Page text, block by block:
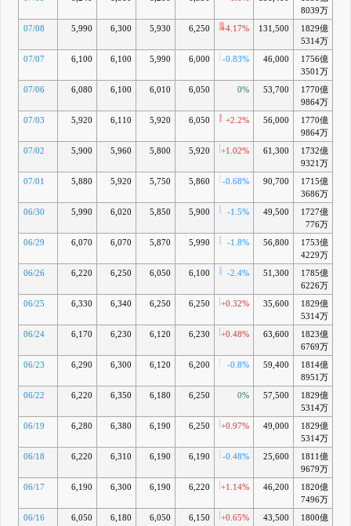
8039万
07/08 5,990 6,300 5,930 6,250 +4.17% 131,500
1829億
5314万
07/07 6,100 6,100 5,990 6,000 -0.83% 46,000
1756億
3501万
07/06 6,080 6,100 6,010 6,050 0% 53,700
1770億
9864万
07/03 5,920 6,110 5,920 6,050 +2.2% 56,000
1770億
9864万
07/02 5,900 5,960 5,800 5,920 +1.02% 61,300
1732億
9321万
07/01 5,880 5,920 5,750 5,860 -0.68% 90,700
1715億
3686万
06/30 5,990 6,020 5,850 5,900 -1.5% 49,500
1727億
776万
06/29 6,070 6,070 5,870 5,990 -1.8% 56,800
1753億
4229万
06/26 6,220 6,250 6,050 6,100 -2.4% 51,300
1785億
6226万
06/25 6,330 6,340 6,250 6,250 +0.32% 35,600
1829億
5314万
06/24 6,170 6,230 6,120 6,230 +0.48% 63,600
1823億
6769万
06/23 6,290 6,300 6,120 6,200 -0.8% 59,400
1814億
8951万
06/22 6,220 6,350 6,180 6,250 0% 57,500
1829億
5314万
06/19 6,280 6,380 6,190 6,250 +0.97% 49,000
1829億
5314万
06/18 6,220 6,310 6,190 6,190 -0.48% 25,600
1811億
9679万
06/17 6,190 6,300 6,190 6,220 +1.14% 46,200
1820億
7496万
06/16 6,050 6,180 6,050 6,150 +0.65% 43,500
1800億